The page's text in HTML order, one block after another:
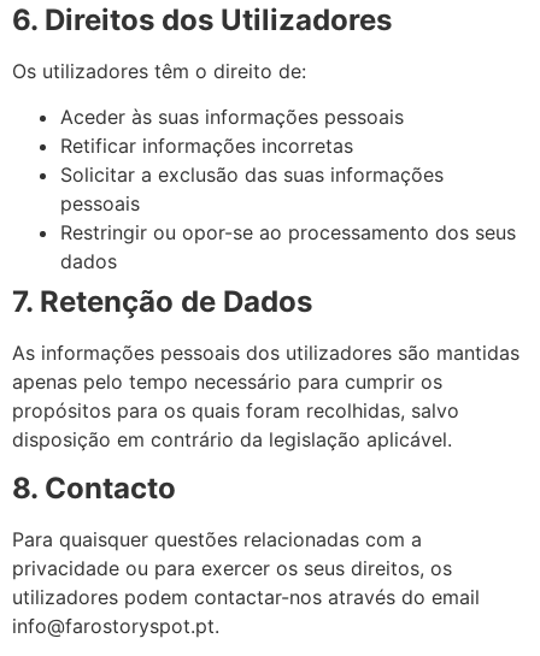
6. Direitos dos Utilizadores
Os utilizadores têm o direito de:
Aceder às suas informações pessoais
Retificar informações incorretas
Solicitar a exclusão das suas informações
pessoais
Restringir ou opor-se ao processamento dos seus
dados
7. Retenção de Dados
As informações pessoais dos utilizadores são mantidas
apenas pelo tempo necessário para cumprir os
propósitos para os quais foram recolhidas, salvo
disposição em contrário da legislação aplicável.
8. Contacto
Para quaisquer questões relacionadas com a
privacidade ou para exercer os seus direitos, os
utilizadores podem contactar-nos através do email
info@farostoryspot.pt.